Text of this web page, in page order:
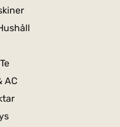
AC